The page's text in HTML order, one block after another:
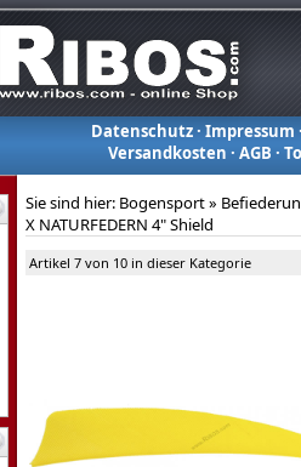
Datenschutz· Impressum ·
Versandkosten · AGB ·
Sie sind hier: Bogensport»
X NATURFEDERN 4" Shield
Artikel 7 von 10 in dieser Kategorie